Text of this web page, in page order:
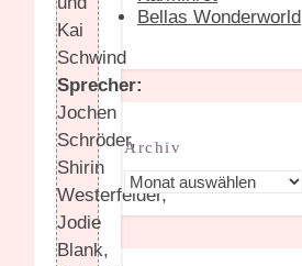
Kai
Schwind
Sprecher:
Jochen
Schröder,
Shirin
Westerfelder,
Jodie
Blank,
Bellas Wonderworld
Archiv
Archiv